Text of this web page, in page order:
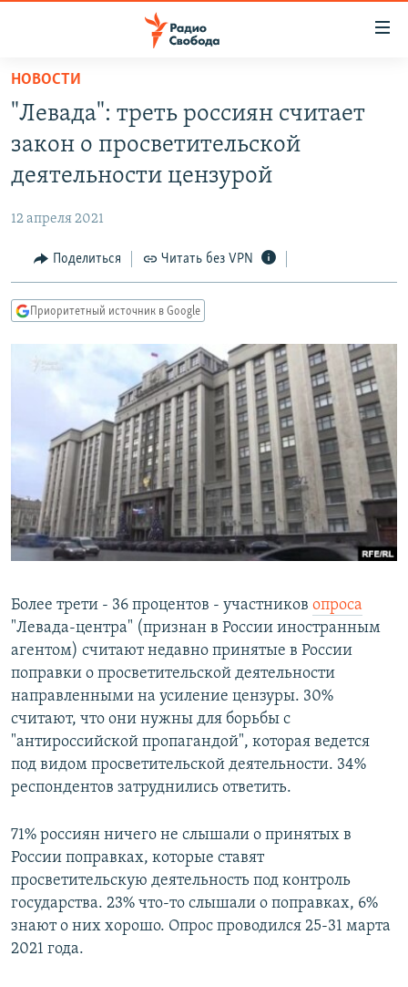
упрощенного
доступа
основному
Вернутся
Вернутся
поиску
ПРОГРАММЫ
ПОДКАСТЫ
АВТОРСКИЕ ПРОЕКТЫ
МНЕНИЯ
КУЛЬТУРА
КАВКАЗ.РЕАЛИИ
СЕВЕР.РЕАЛИИ
СИБИРЬ.РЕАЛИИ
РАСПИСАНИЕ ВЕЩАНИЯ
ПОДПИШИТЕСЬ НА РАССЫЛКУ
СОЦИАЛЬНЫЕ СЕТИ
Все сайты РСЕ/РС
НОВОСТИ
"Левада": треть россиян считает
закон о просветительской
деятельности цензурой
12 апреля 2021
Поделиться Читать без VPN
Приоритетный источник в Google
Более трети - 36 процентов - участников опроса
"Левада-центра" (признан в России иностранным
агентом) считают недавно принятые в России
поправки о просветительской деятельности
направленными на усиление цензуры. 30%
считают, что они нужны для борьбы с
"антироссийской пропагандой", которая ведется
под видом просветительской деятельности. 34%
респондентов затруднились ответить.
71% россиян ничего не слышали о принятых в
России поправках, которые ставят
просветительскую деятельность под контроль
государства. 23% что-то слышали о поправках, 6%
знают о них хорошо. Опрос проводился 25-31 марта
2021 года.